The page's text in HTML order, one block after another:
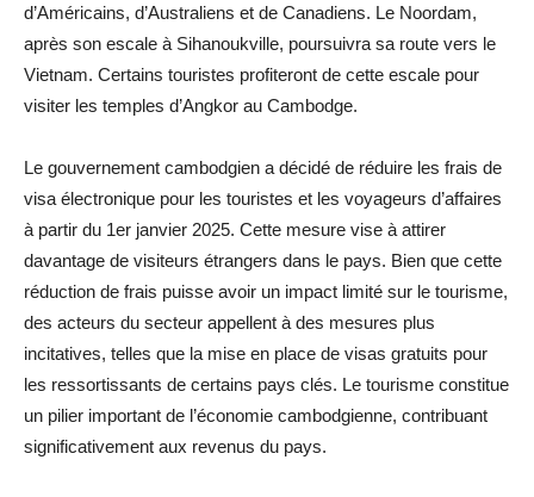
d’Américains, d’Australiens et de Canadiens. Le Noordam,
après son escale à Sihanoukville, poursuivra sa route vers le
Vietnam. Certains touristes profiteront de cette escale pour
visiter les temples d’Angkor au Cambodge.
Le gouvernement cambodgien a décidé de réduire les frais de
visa électronique pour les touristes et les voyageurs d’affaires
à partir du 1er janvier 2025. Cette mesure vise à attirer
davantage de visiteurs étrangers dans le pays. Bien que cette
réduction de frais puisse avoir un impact limité sur le tourisme,
des acteurs du secteur appellent à des mesures plus
incitatives, telles que la mise en place de visas gratuits pour
les ressortissants de certains pays clés. Le tourisme constitue
un pilier important de l’économie cambodgienne, contribuant
significativement aux revenus du pays.